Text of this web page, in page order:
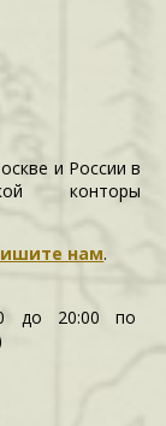
и России в
конторы
нам.
до 20:00 по